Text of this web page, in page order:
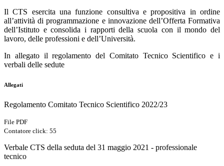
Il CTS esercita una funzione consultiva e propositiva in ordine
all’attività di programmazione e innovazione dell’Offerta Formativa
dell’Istituto e consolida i rapporti della scuola con il mondo del
lavoro, delle professioni e dell’Università.
In allegato il regolamento del Comitato Tecnico Scientifico e i
verbali delle sedute
Allegati
Regolamento Comitato Tecnico Scientifico 2022/23
File PDF
Contatore click: 55
Verbale CTS della seduta del 31 maggio 2021 - professionale
tecnico